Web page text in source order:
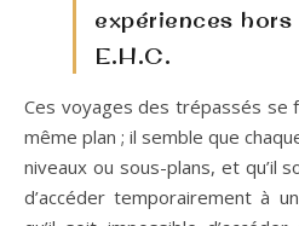
expériences
E.H.C.
Ces voyages des trépassés se
même plan ; il semble que
niveaux ou sous-plans, et qu’il
d’accéder temporairement à